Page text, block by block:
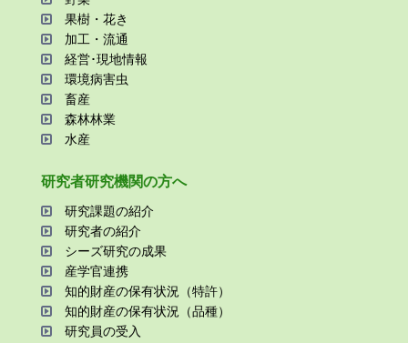
果樹・花き
加⼯・流通
経営･現地情報
環境病害⾍
畜産
森林林業
⽔産
研究者研究機関の⽅へ
研究課題の紹介
研究者の紹介
シーズ研究の成果
産学官連携
知的財産の保有状況（特許）
知的財産の保有状況（品種）
研究員の受⼊